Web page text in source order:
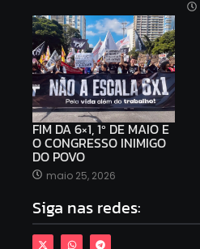
FIM DA 6×1, 1º DE MAIO E
O CONGRESSO INIMIGO
DO POVO
maio 25, 2026
Siga nas redes: